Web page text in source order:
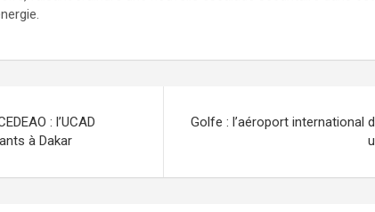
: l’UCAD
à Dakar
Golfe : l’aéroport international